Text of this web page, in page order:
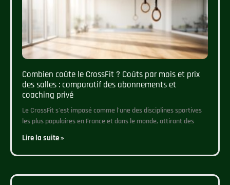
Combien coûte le CrossFit ? Coûts par mois et prix
des salles : comparatif des abonnements et
coaching privé
Le CrossFit s'est imposé comme l'une des disciplines sportives
les plus populaires en France et dans le monde, attirant des
Lire la suite »